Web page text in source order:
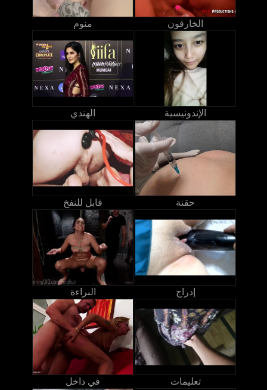
منوم الخارقون
الهندي الإندونيسية
قابل للنفخ حقنة
البراءة إدراج
في داخل تعليمات